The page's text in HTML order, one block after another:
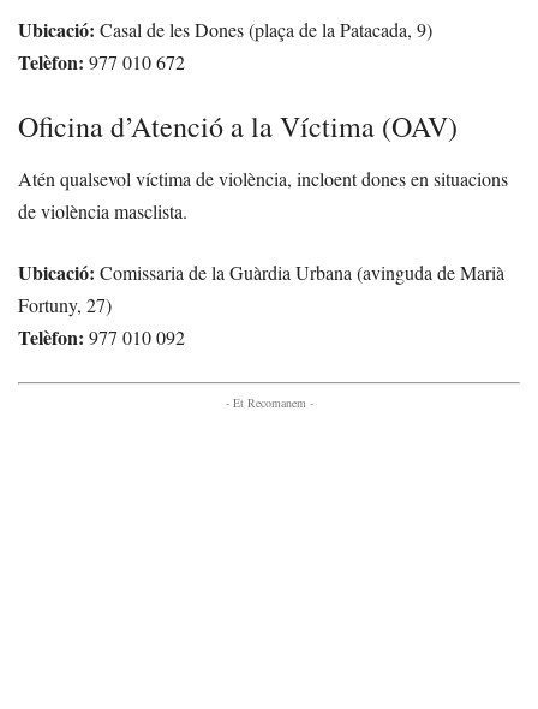
Ubicació: Casal de les Dones (plaça de la Patacada, 9)
Telèfon: 977 010 672
Oficina d’Atenció a la Víctima (OAV)
Atén qualsevol víctima de violència, incloent dones en situacions
de violència masclista.
Ubicació: Comissaria de la Guàrdia Urbana (avinguda de Marià
Fortuny, 27)
Telèfon: 977 010 092
- Et Recomanem -